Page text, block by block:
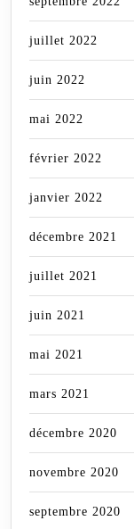
juillet 2022
juin 2022
mai 2022
février 2022
janvier 2022
décembre 2021
juillet 2021
juin 2021
mai 2021
mars 2021
décembre 2020
novembre 2020
septembre 2020